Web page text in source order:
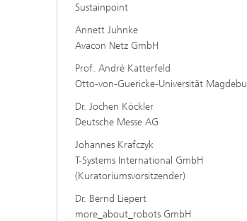
Sustainpoint
Annett Juhnke
Avacon Netz GmbH
Prof. André Katterfeld
Otto-von-Guericke-Universität
Dr. Jochen Köckler
Deutsche Messe AG
Johannes Krafczyk
T-Systems International GmbH
(Kuratoriumsvorsitzender)
Dr. Bernd Liepert
more_about_robots GmbH